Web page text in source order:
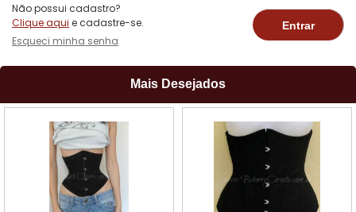
Não possui cadastro?
Clique aqui e cadastre-se.
Esqueci minha senha
Mais Desejados